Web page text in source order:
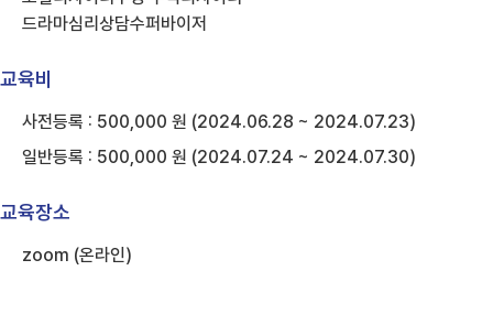
드라마심리상담수퍼바이저
교육비
사전등록 : 500,000 원 (2024.06.28 ~ 2024.07.23)
일반등록 : 500,000 원 (2024.07.24 ~ 2024.07.30)
교육장소
zoom (온라인)